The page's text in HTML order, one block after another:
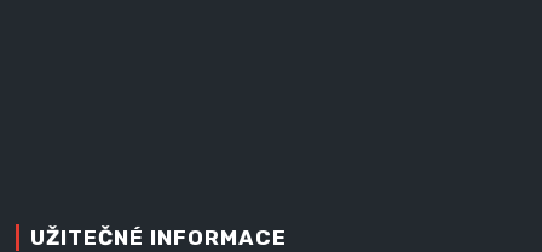
UŽITEČNÉ INFORMACE